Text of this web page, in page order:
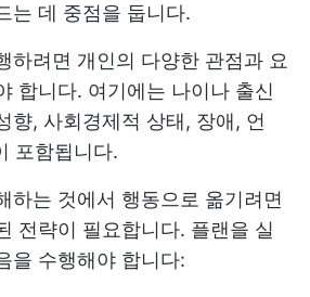
는 데 중점을 둡니다.
하려면 개인의 다양한 관점과 요
합니다. 여기에는 나이나 출신
향, 사회경제적 상태, 장애, 언
포함됩니다.
하는 것에서 행동으로 옮기려면
전략이 필요합니다. 플랜을 실
을 수행해야 합니다: